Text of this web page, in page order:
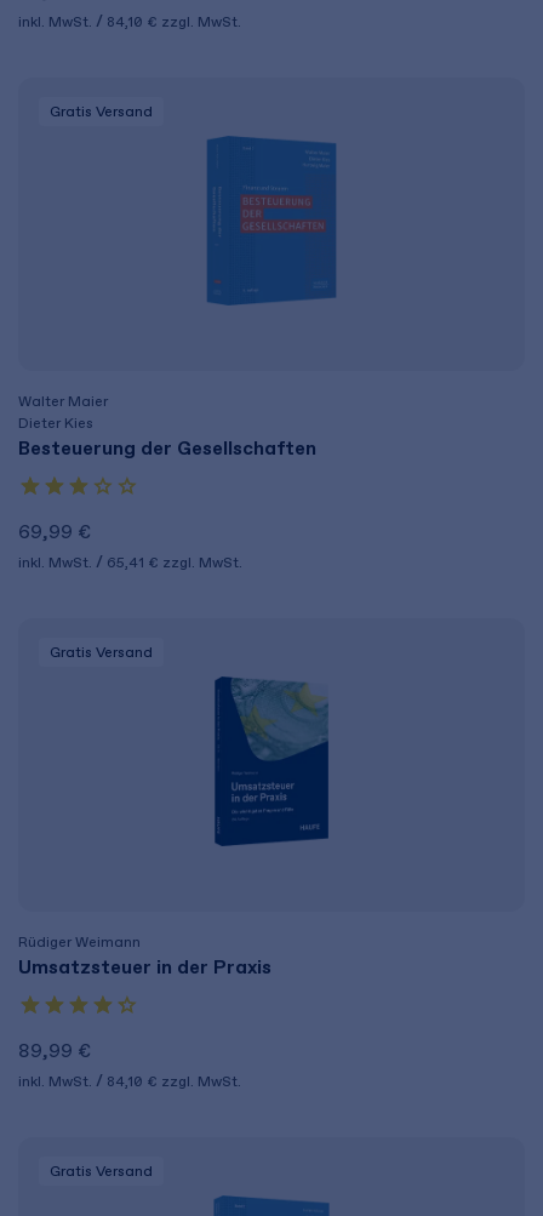
inkl. MwSt. 84,10 € zzgl. MwSt.
Gratis Versand
Walter Maier
Dieter Kies
Besteuerung der Gesellschaften
69,99 €
inkl. MwSt. 65,41 € zzgl. MwSt.
Gratis Versand
Rüdiger Weimann
Umsatzsteuer in der Praxis
89,99 €
inkl. MwSt. 84,10 € zzgl. MwSt.
Gratis Versand